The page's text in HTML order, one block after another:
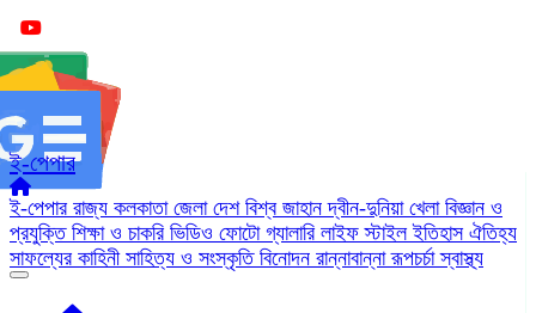
ই-পেপার
ই-পেপার রাজ্য কলকাতা জেলা দেশ বিশ্ব জাহানদ্বীন-দুনিয়া খেলা বিজ্ঞান ও
প্রযুক্তি শিক্ষা ও চাকরি ভিডিও ফোটো গ্যালারি লাইফ স্টাইলইতিহাস ঐতিহ্য
সাফল্যের কাহিনী সাহিত্য ও সংস্কৃতি বিনোদন রান্নাবান্নারূপচর্চাস্বাস্থ্য